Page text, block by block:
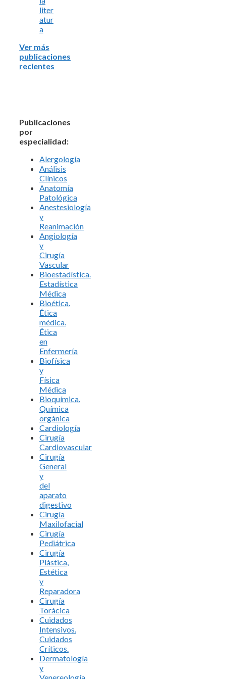
liter
atur
a
Ver más
publicaciones
recientes
Publicaciones
por
especialidad:
Alergología
Análisis
Clínicos
Anatomía
Patológica
Anestesiología
y
Reanimación
Angiología
y
Cirugía
Vascular
Bioestadística.
Estadística
Médica
Bioética.
Ética
médica.
Ética
en
Enfermería
Biofísica
y
Física
Médica
Bioquímica.
Química
orgánica
Cardiología
Cirugía
Cardiovascular
Cirugía
General
y
del
aparato
digestivo
Cirugía
Maxilofacial
Cirugía
Pediátrica
Cirugía
Plástica,
Estética
y
Reparadora
Cirugía
Torácica
Cuidados
Intensivos.
Cuidados
Críticos.
Dermatología
y